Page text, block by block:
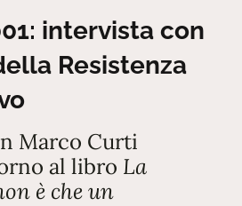
intervista con
Resistenza
Marco Curti
al libro La
è che un